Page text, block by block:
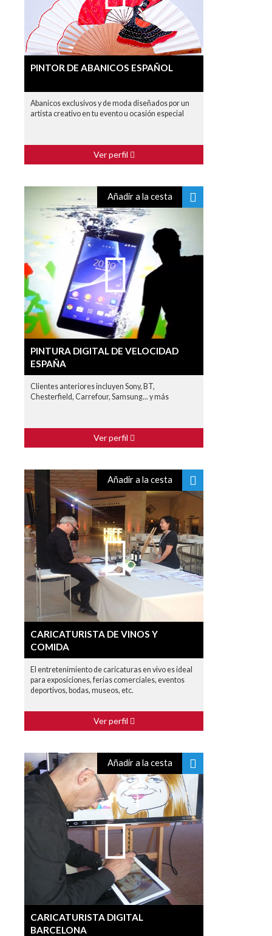
PINTOR DE ABANICOS ESPAÑOL
Abanicos exclusivos y de moda diseñados por un
artista creativo en tu evento u ocasión especial
Ver perfil
Añadir a la cesta
PINTURA DIGITAL DE VELOCIDAD
ESPAÑA
Clientes anteriores incluyen Sony, BT,
Chesterfield, Carrefour, Samsung... y más
Ver perfil
Añadir a la cesta
CARICATURISTA DE VINOS Y
COMIDA
El entretenimiento de caricaturas en vivo es ideal
para exposiciones, ferias comerciales, eventos
deportivos, bodas, museos, etc.
Ver perfil
Añadir a la cesta
CARICATURISTA DIGITAL
BARCELONA